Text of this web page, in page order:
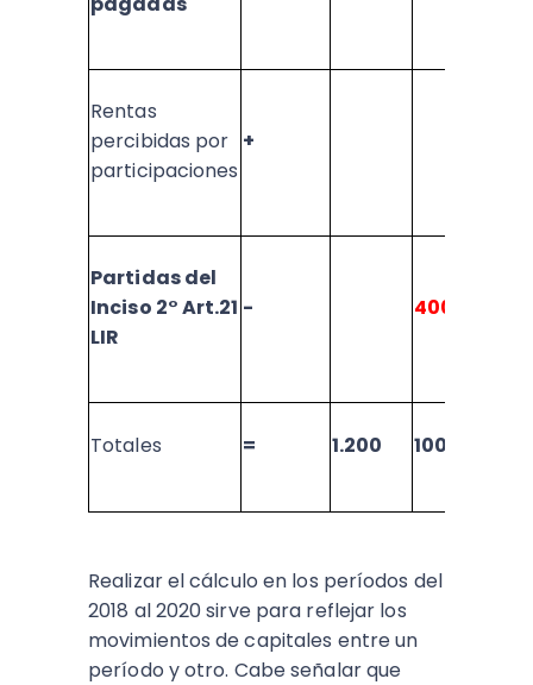
Rentas
percibidas por
participaciones
+
Partidas del
Inciso 2° Art.21
LIR
- 400
Totales = 1.200 100
Realizar el cálculo en los períodos del
2018 al 2020 sirve para reflejar los
movimientos de capitales entre un
período y otro. Cabe señalar que